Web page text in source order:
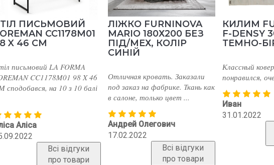
ЛІЖКО FURNINOVA
MARIO 180Х200 БЕЗ
ПІД/МЕХ, КОЛІР
Отличная кровать. Заказали
под заказ на фабрике. Ткань как
Андрей Олегович
17.02.2022
Всі відгуки
про товари
КИЛИМ FURNINOVA
F-DENSY 300Х200
ТЕМНО-БІРЮЗОВИЙ
понравился, очень мягкий. ...
Иван
31.01.2022
про товари
Стулья
тоже,
и всегда
Виталий